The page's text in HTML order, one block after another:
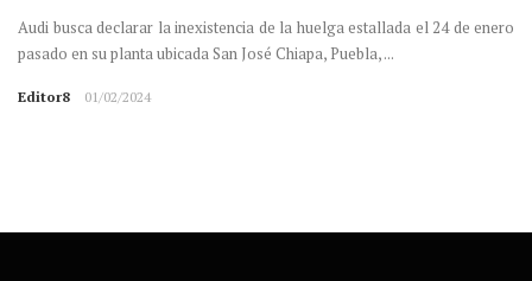
Audi busca declarar la inexistencia de la huelga estallada el 24 de enero
pasado en su planta ubicada San José Chiapa, Puebla, ...
Editor8 01/02/2024